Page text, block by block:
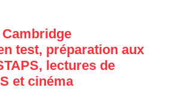
Cambridge
test, préparation aux
lectures de
et cinéma